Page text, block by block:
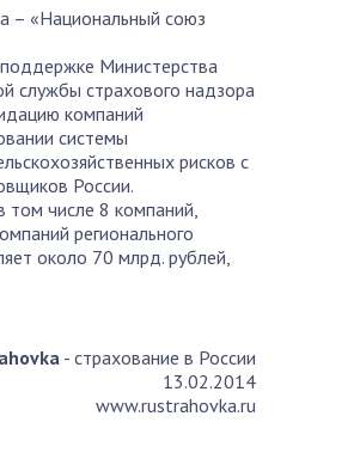
– «Национальный союз
Министерства
службы страхового надзора
компаний
системы
рисков с
России.
том числе 8 компаний,
регионального
около 70 млрд. рублей,
- страхование в России
13.02.2014
www.rustrahovka.ru